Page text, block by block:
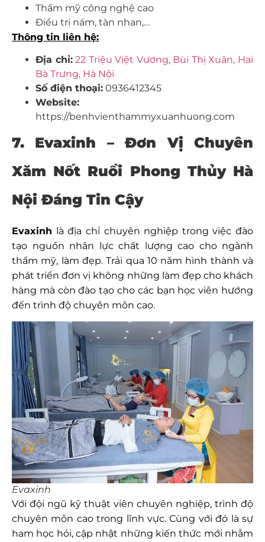
Thẩm mỹ công nghệ cao
Điều trị nám, tàn nhan,…
Thông tin liên hệ:
Địa chỉ: 22 Triệu Việt Vương, Bùi Thị Xuân, Hai
Bà Trưng, Hà Nội
Số điện thoại: 0936412345
Website:
https://benhvienthammyxuanhuong.com
7. Evaxinh – Đơn Vị Chuyên
Xăm Nốt Ruồi Phong Thủy Hà
Nội Đáng Tin Cậy
Evaxinh là địa chỉ chuyên nghiệp trong việc đào
tạo nguồn nhân lực chất lượng cao cho ngành
thẩm mỹ, làm đẹp. Trải qua 10 năm hình thành và
phát triển đơn vị không những làm đẹp cho khách
hàng mà còn đào tạo cho các bạn học viên hướng
đến trình độ chuyên môn cao.
Evaxinh
Với đội ngũ kỹ thuật viên chuyên nghiệp, trình độ
chuyên môn cao trong lĩnh vực. Cùng với đó là sự
ham học hỏi, cập nhật những kiến thức mới nhằm